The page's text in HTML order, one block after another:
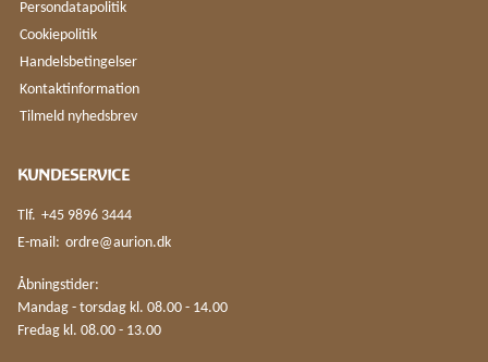
Persondatapolitik
Cookiepolitik
Handelsbetingelser
Kontaktinformation
Tilmeld nyhedsbrev
KUNDESERVICE
Tlf. +45 9896 3444
E-mail: ordre@aurion.dk
Åbningstider:
Mandag - torsdag kl. 08.00 - 14.00
Fredag kl. 08.00 - 13.00